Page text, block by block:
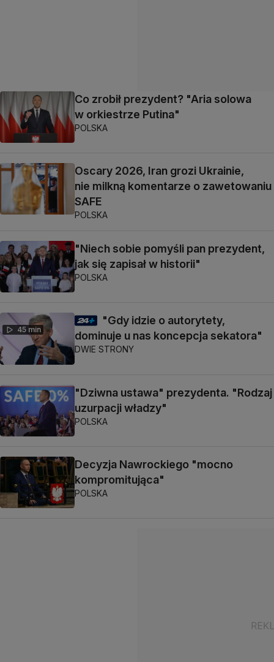
Co zrobił prezydent? "Aria solowa
w orkiestrze Putina"
POLSKA
Oscary 2026, Iran grozi Ukrainie,
nie milkną komentarze o zawetowaniu
SAFE
POLSKA
"Niech sobie pomyśli pan prezydent,
jak się zapisał w historii"
POLSKA
45 min
"Gdy idzie o autorytety,
dominuje u nas koncepcja sekatora"
DWIE STRONY
"Dziwna ustawa" prezydenta. "Rodzaj
uzurpacji władzy"
POLSKA
Decyzja Nawrockiego "mocno
kompromitująca"
POLSKA